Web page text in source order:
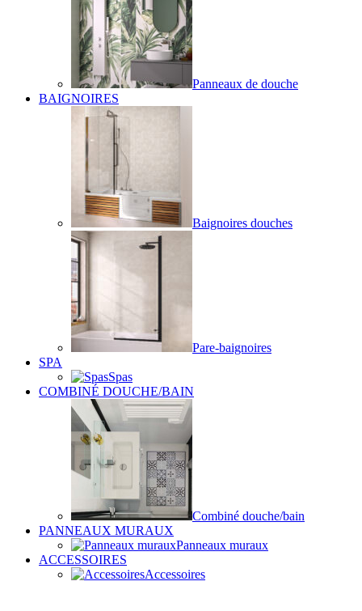
Panneaux de douche
BAIGNOIRES
Baignoires douches
Pare-baignoires
SPA
Spas
COMBINÉ DOUCHE/BAIN
Combiné douche/bain
PANNEAUX MURAUX
Panneaux muraux
ACCESSOIRES
Accessoires